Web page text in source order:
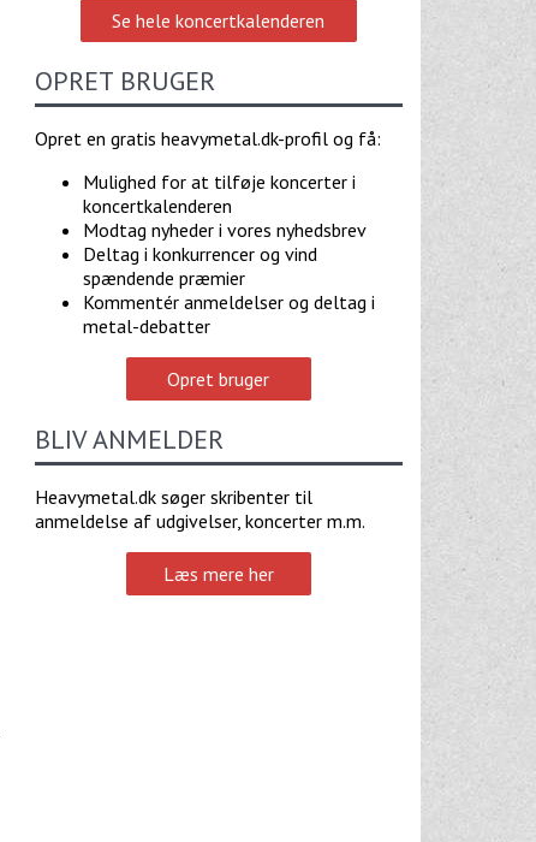
Se hele koncertkalenderen
OPRET BRUGER
Opret en gratis heavymetal.dk-profil og få:
Mulighed for at tilføje koncerter i
koncertkalenderen
Modtag nyheder i vores nyhedsbrev
Deltag i konkurrencer og vind
spændende præmier
Kommentér anmeldelser og deltag i
metal-debatter
Opret bruger
BLIV ANMELDER
Heavymetal.dk søger skribenter til
anmeldelse af udgivelser, koncerter m.m.
Læs mere her